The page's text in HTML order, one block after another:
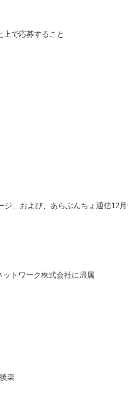
で応募すること
ジ、および、あらぶんちょ通信12月
トワーク株式会社に帰属
楽